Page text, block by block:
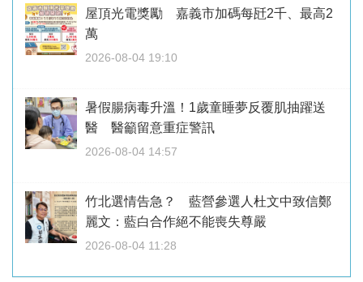
屋頂光電獎勵 嘉義市加碼每瓩2千、最高2
萬
2026-08-04 19:10
暑假腸病毒升溫！1歲童睡夢反覆肌抽躍送
醫 醫籲留意重症警訊
2026-08-04 14:57
竹北選情告急？ 藍營參選人杜文中致信鄭
麗文：藍白合作絕不能喪失尊嚴
2026-08-04 11:28